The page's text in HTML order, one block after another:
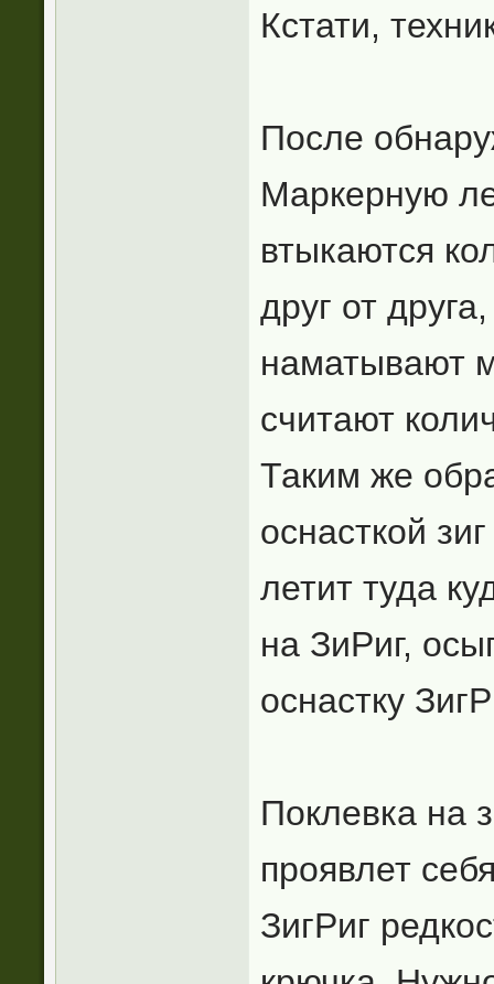
Кстати,
После
Маркерную
втыкаются
друг от
наматывают
считают
Таким же
оснасткой
летит туда
на ЗиРиг,
оснастку
Поклевка на
проявлет
ЗигРиг